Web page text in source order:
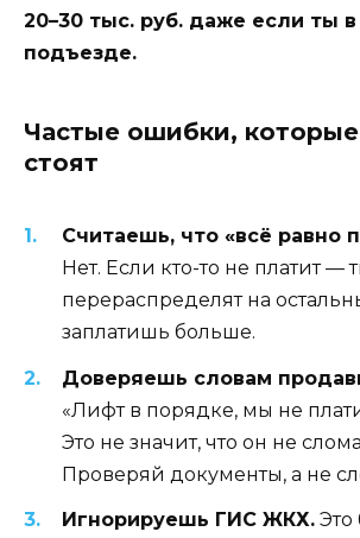
20–30 тыс. руб. даже если ты
подъезде.
Частые ошибки,
стоят
Считаешь, что «всё равно
Нет. Если кто-то не платит —
перераспределят на
заплатишь больше.
Доверяешь словам
«Лифт в порядке, мы не
Это не значит, что он не
Проверяй документы, а не
Игнорируешь ГИС ЖКХ. Это